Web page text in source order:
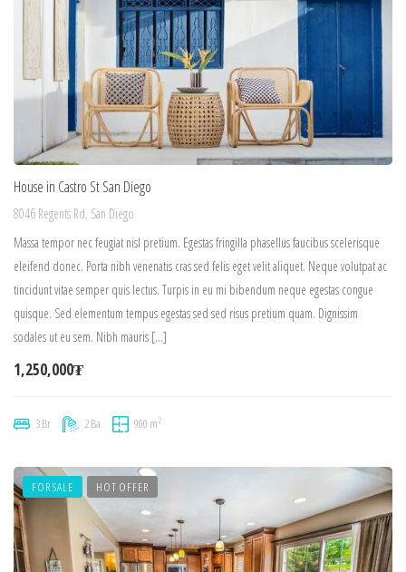
House in Castro St San Diego
8046 Regents Rd, San Diego
Massa tempor nec feugiat nisl pretium. Egestas fringilla phasellus faucibus scelerisque
eleifend donec. Porta nibh venenatis cras sed felis eget velit aliquet. Neque volutpat ac
tincidunt vitae semper quis lectus. Turpis in eu mi bibendum neque egestas congue
quisque. Sed elementum tempus egestas sed sed risus pretium quam. Dignissim
sodales ut eu sem. Nibh mauris […]
1,250,000₮
3 Br 2 Ba 900 m2
FOR SALE HOT OFFER